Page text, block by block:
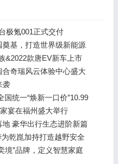
极氪001正式交付
基，打造世界级新能源
&2022款唐EV新车上市
奇瑞风云体验中心盛大
袭
统一“焕新一口价”10.99
宴在福州盛大举行
豪华出行生态进阶新篇
乾崑加持打造越野安全
境”品牌，定义智慧家庭